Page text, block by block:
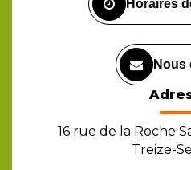
Horaires
Nous
16 rue de la Roche
Treize-